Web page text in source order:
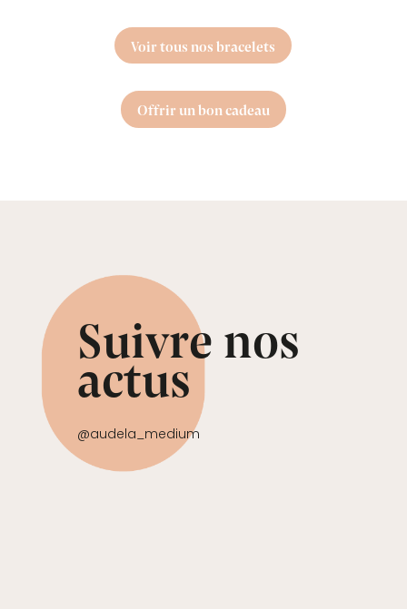
Voir tous nos bracelets
Offrir un bon cadeau
Suivre nos
actus
@audela_medium